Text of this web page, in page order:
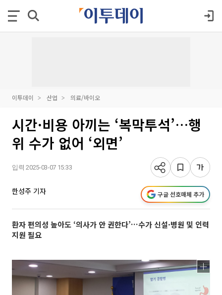
이투데이 산업 의료/바이오
시간·비용 아끼는 ‘복막투석’…행
위 수가 없어 ‘외면’
입력 2025-03-07 15:33
한성주 기자 구글 선호매체 추가
환자 편의성 높아도 ‘의사가 안 권한다’…수가 신설·병원 및 인력
지원 필요